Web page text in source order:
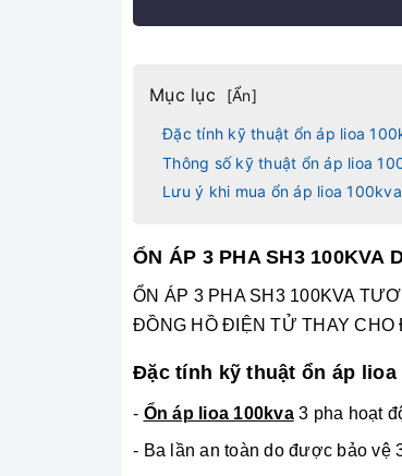
Mục lục [Ẩn]
Đặc tính kỹ thuật ổn áp lioa
Thông số kỹ thuật ổn áp lioa
Lưu ý khi mua ổn áp lioa 100kva
ỔN ÁP 3 PHA SH3 100KVA
ỔN ÁP 3 PHA SH3 100KVA
ĐỒNG HỒ ĐIỆN TỬ THAY CHO
Đặc tính kỹ thuật ổn áp lioa
- Ổn áp lioa 100kva3 pha hoạt
- Ba lần an toàn do được bảo vệ